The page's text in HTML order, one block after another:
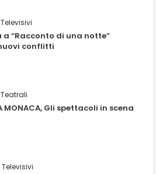
a “Racconto di una notte”
conflitti
MONACA, Gli spettacoli in scena